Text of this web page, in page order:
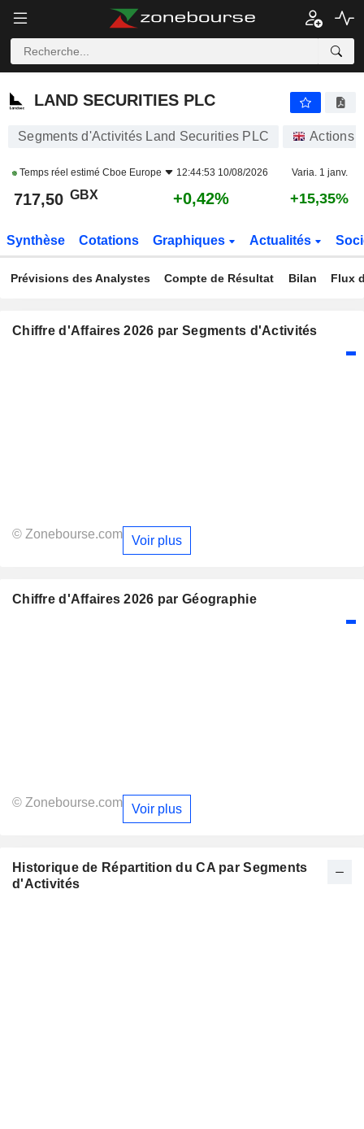
LAND SECURITIES PLC
LAND SECURITIES PLC
Segments d'Activités Land Securities PLC Actions
Temps réel estimé Cboe Europe 12:44:53 10/08/2026 Varia. 1 janv.
717,50 GBX +0,42% +15,35%
Synthèse Cotations Graphiques Actualités
Prévisions des Analystes Compte de Résultat Bilan Flux
Chiffre d'Affaires 2026 par Segments d'Activités
© Zonebourse.com Voir plus
Chiffre d'Affaires 2026 par Géographie
© Zonebourse.com Voir plus
Historique de Répartition du CA par Segments
d'Activités